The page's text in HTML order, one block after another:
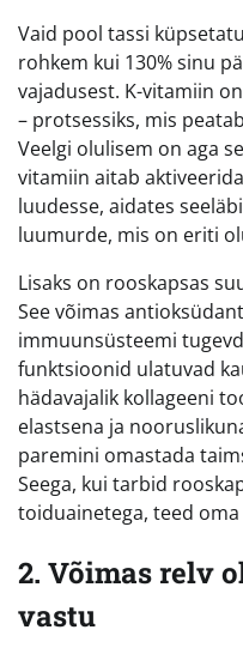
Vaid pool tassi
rohkem kui 130% sinu
vajadusest. K-vitamiin
– protsessiks, mis
Veelgi olulisem on aga
vitamiin aitab
luudesse, aidates
luumurde, mis on eriti
Lisaks on rooskapsas
See võimas
immuunsüsteemi
funktsioonid ulatuvad
hädavajalik kollageeni
elastsena ja
paremini omastada
Seega, kui tarbid
toiduainetega, teed
2. Võimas relv
vastu